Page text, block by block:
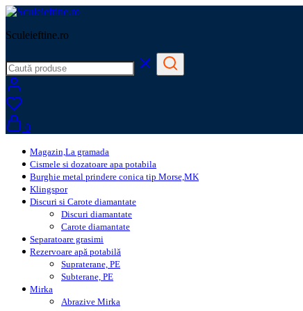
Sculeieftine.ro
0
Magazin,La gramada
Cismele si dozatoare apa potabila
Burghie metal prindere conica tip Morse,MK
Klingspor
Discuri si Carote diamantate
Discuri diamantate
Carote diamantate
Separatoare grasimi
Rezervoare apă potabilă
Supraterane, PE
Subterane, PE
Mirka
Abrazive Mirka